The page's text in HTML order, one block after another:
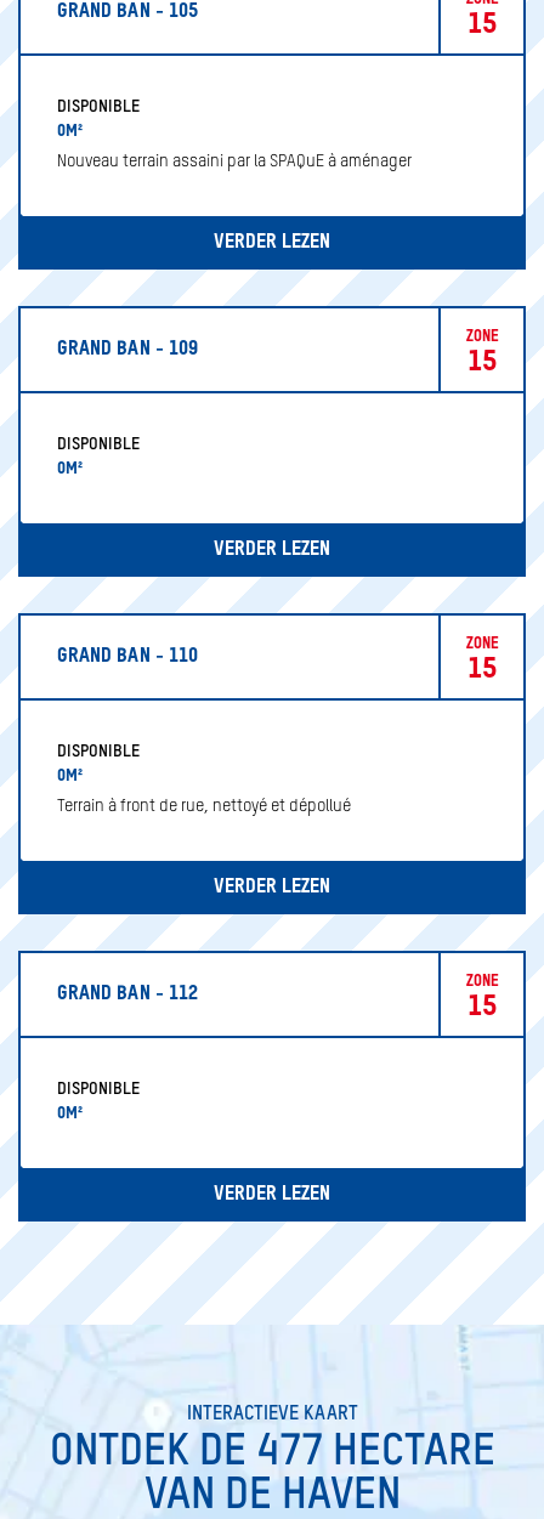
GRAND BAN - 105 15
DISPONIBLE
0M²
Nouveau terrain assaini par la SPAQuE à aménager
VERDER LEZEN
GRAND BAN - 109
ZONE
15
DISPONIBLE
0M²
VERDER LEZEN
GRAND BAN - 110
ZONE
15
DISPONIBLE
0M²
Terrain à front de rue, nettoyé et dépollué
VERDER LEZEN
GRAND BAN - 112
ZONE
15
DISPONIBLE
0M²
VERDER LEZEN
INTERACTIEVE KAART
ONTDEK DE 477 HECTARE
VAN DE HAVEN